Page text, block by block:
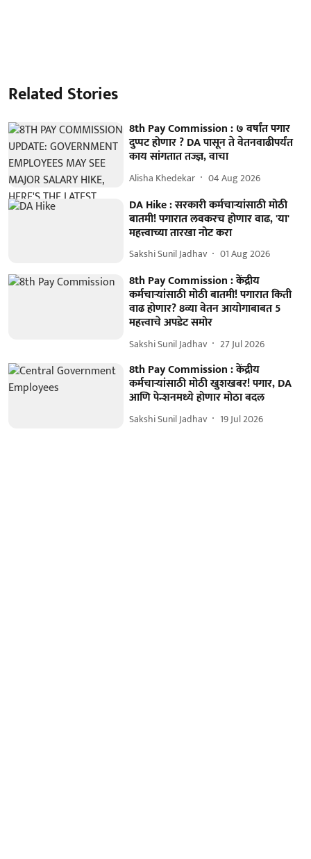
Related Stories
8th Pay Commission : ७ वर्षांत पगार
दुप्पट होणार ? DA पासून ते वेतनवाढीपर्यंत
काय सांगतात तज्ज्ञ, वाचा
Alisha Khedekar 04 Aug 2026
DA Hike : सरकारी कर्मचाऱ्यांसाठी मोठी
बातमी! पगारात लवकरच होणार वाढ, 'या'
महत्त्वाच्या तारखा नोट करा
Sakshi Sunil Jadhav 01 Aug 2026
8th Pay Commission : केंद्रीय
कर्मचाऱ्यांसाठी मोठी बातमी! पगारात किती
वाढ होणार? 8व्या वेतन आयोगाबाबत 5
महत्त्वाचे अपडेट समोर
Sakshi Sunil Jadhav 27 Jul 2026
8th Pay Commission : केंद्रीय
कर्मचाऱ्यांसाठी मोठी खुशखबर! पगार, DA
आणि पेन्शनमध्ये होणार मोठा बदल
Sakshi Sunil Jadhav 19 Jul 2026